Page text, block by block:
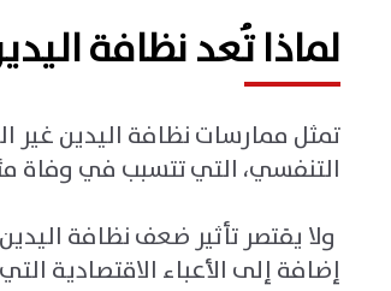
لماذا تُعد نظافة
تمثل ممارسات نظافة اليدين غير
التنفسي، التي تتسبب في وفاة
ولا يقتصر تأثير ضعف نظافة
إضافة إلى الأعباء الاقتصادية